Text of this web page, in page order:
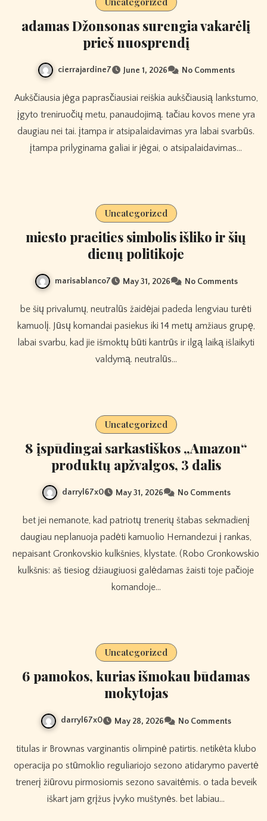
adamas Džonsonas surengia vakarėlį
prieš nuosprendį
cierrajardine7 June 1, 2026 No Comments
Aukščiausia jėga paprasčiausiai reiškia aukščiausią lankstumo,
įgyto treniruočių metu, panaudojimą. tačiau kovos mene yra
daugiau nei tai. įtampa ir atsipalaidavimas yra labai svarbūs.
įtampa prilyginama galiai ir jėgai, o atsipalaidavimas…
Uncategorized
miesto praeities simbolis išliko ir šių
dienų politikoje
marisablanco7 May 31, 2026 No Comments
be šių privalumų, neutralūs žaidėjai padeda lengviau turėti
kamuolį. Jūsų komandai pasiekus iki 14 metų amžiaus grupę,
labai svarbu, kad jie išmoktų būti kantrūs ir ilgą laiką išlaikyti
valdymą. neutralūs…
Uncategorized
8 įspūdingai sarkastiškos „Amazon“
produktų apžvalgos, 3 dalis
darryl67x0 May 31, 2026 No Comments
bet jei nemanote, kad patriotų trenerių štabas sekmadienį
daugiau neplanuoja padėti kamuolio Hernandezui į rankas,
nepaisant Gronkovskio kulkšnies, klystate. (Robo Gronkowskio
kulkšnis: aš tiesiog džiaugiuosi galėdamas žaisti toje pačioje
komandoje…
Uncategorized
6 pamokos, kurias išmokau būdamas
mokytojas
darryl67x0 May 28, 2026 No Comments
titulas ir Brownas varginantis olimpinė patirtis. netikėta klubo
operacija po stūmoklio reguliariojo sezono atidarymo pavertė
trenerį žiūrovu pirmosiomis sezono savaitėmis. o tada beveik
iškart jam grįžus įvyko muštynės. bet labiau…